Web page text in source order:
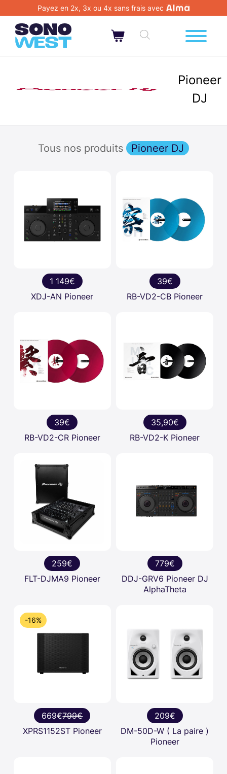
Payez en 2x, 3x ou 4x sans frais avec
Pioneer
DJ
Tous nos produits Pioneer DJ
1 149€
XDJ-AN Pioneer
39€
RB-VD2-CB Pioneer
39€
RB-VD2-CR Pioneer
35,90€
RB-VD2-K Pioneer
259€
FLT-DJMA9 Pioneer
779€
DDJ-GRV6 Pioneer DJ
AlphaTheta
-16%
669€799€
XPRS1152ST Pioneer
209€
DM-50D-W ( La paire )
Pioneer